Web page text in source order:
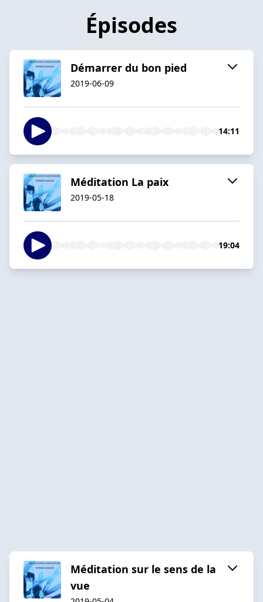
Épisodes
Démarrer du bon pied
2019-06-09
14:11
Méditation La paix
2019-05-18
19:04
Méditation sur le sens de la
vue